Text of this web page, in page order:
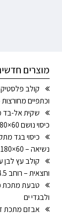
מוצרים
קולב
וכתפיים מחורצות – 3 מידות (26 / 33 / 43
שקית אל-בד
כיסוי נושם 60×180 ס"מ עם ידיות נשיאה
כיסוי בגד
נשיאה – 60×180 ס״מ (מתקפל ל-60×90)
קולב עץ לבן
וחצאית – רוחב 44.5 ס״מ
טבעת מתכת
ולבגדי ים
אבזם מתכת